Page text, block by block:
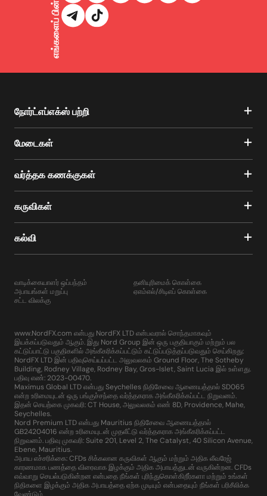
நோர்ட்எப்எக்ஸ் பற்றி
மேடைகள்
வர்த்தக கணக்குகள்
கருவிகள்
கல்வி
வாடிக்கையாளர் ஒப்பந்தம்
அபாயங்கள் மறுப்பு
சட்ட விலக்கு
தனியுரிமைக் கொள்கை
ஏஎம்எல்/சிடிஎப் கொள்கை
www.NordFX.com என்பது NordFX LTD என்பவரால் சொந்தமாகவும்
இயக்கப்படுவதும் ஆகும். இது Nord Group இன் ஒரு பகுதியாகும் மற்றும் பல
கட்டுப்பாட்டு பகுதிகளில் அங்கீகரிக்கப்பட்டும் கட்டுப்படுத்தப்படுவதும் செய்கிறது:
NordFX LTD இன் பதிவுசெய்யப்பட்ட அலுவலகம் Ground Floor, The Sotheby
Building, Rodney Village, Rodney Bay, Gros-Islet, Saint Lucia இல் உள்ளது.
பதிவு எண்: 2023-00470.
Maximus Global LTD என்பது Seychelles நிதிசேவை ஆணையத்தால் SD065
என்ற உரிமையுடன் ஒரு பங்குச்சந்தை வர்த்தகராக அங்கீகரிக்கப்பட்ட நிறுவனம்.
இதன் செயற்கை முகவரி: CT House, அலுவலகம் எண் 8D, Providence, Mahe,
Seychelles.
Nord Premium LTD என்பது Mauritius நிதிசேவை ஆணையத்தால்
GB24204016 என்ற உரிமையுடன் முதலீட்டு வர்த்தகராக அங்கீகரிக்கப்பட்ட
நிறுவனம். பதிவு முகவரி: Suite 201, Level 2, The Catalyst, 40 Silicon Avenue,
Ebene, Mauritius.
அபாய எச்சரிக்கை: CFDs சிக்கலான கருவிகள் ஆகும் மற்றும் அதிக லீவரேஜ்
காரணமாக பணத்தை விரைவாக இழக்கும் அதிக அபாயத்துடன் வருகின்றன. CFDs
எவ்வாறு செயல்படுகின்றன என்பதை நீங்கள் புரிந்துகொள்கிறீர்களா மற்றும் உங்கள்
நிதிகளை இழக்கும் அதிக அபாயத்தை ஏற்க முடியும் என்பதையும் நீங்கள் பரிசீலிக்க